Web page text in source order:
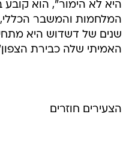
היא לא הימור", הוא קובע
המלחמות והמשבר
שנים של דשדוש היא
האמיתי שלה כבירת
הצעירים חוזרים